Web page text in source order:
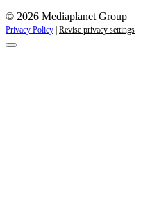
© 2026 Mediaplanet Group
Privacy Policy Revise privacy settings